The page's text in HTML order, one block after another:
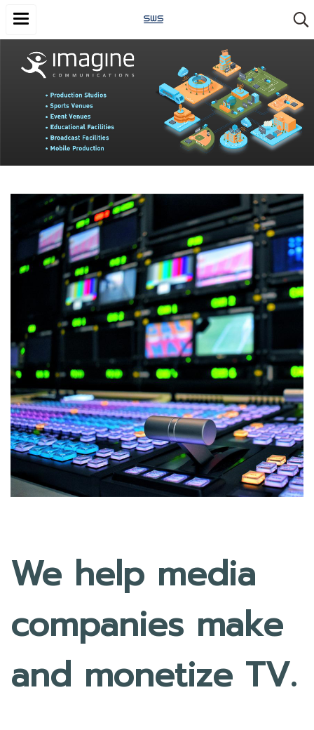
We help media
companies make
and monetize TV.